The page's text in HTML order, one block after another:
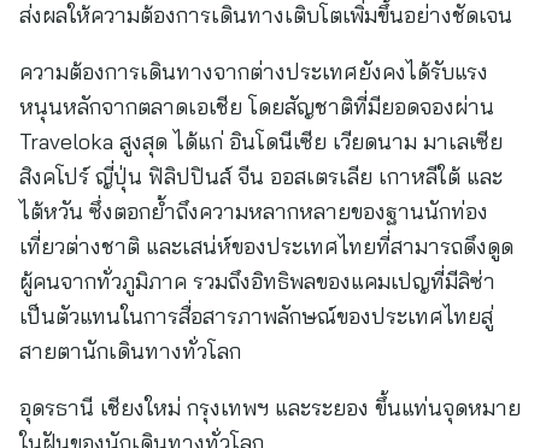
ส่งผลให้ความต้องการเดินทางเติบโตเพิ่มขึ้นอย่างชัดเจน
ความต้องการเดินทางจากต่างประเทศยังคงได้รับแรง
หนุนหลักจากตลาดเอเชีย โดยสัญชาติที่มียอดจองผ่าน
Traveloka สูงสุด ได้แก่ อินโดนีเซีย เวียดนาม มาเลเซีย
สิงคโปร์ ญี่ปุ่น ฟิลิปปินส์ จีน ออสเตรเลีย เกาหลีใต้ และ
ไต้หวัน ซึ่งตอกย้ำถึงความหลากหลายของฐานนักท่อง
เที่ยวต่างชาติ และเสน่ห์ของประเทศไทยที่สามารถดึงดูด
ผู้คนจากทั่วภูมิภาค รวมถึงอิทธิพลของแคมเปญที่มีลิซ่า
เป็นตัวแทนในการสื่อสารภาพลักษณ์ของประเทศไทยสู่
สายตานักเดินทางทั่วโลก
อุดรธานี เชียงใหม่ กรุงเทพฯ และระยอง ขึ้นแท่นจุดหมาย